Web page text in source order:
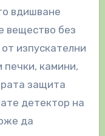
вдишване
вещество без
изпускателни
печки, камини,
защита
детектор на
да